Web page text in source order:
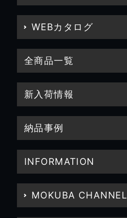
WEBカタログ
全商品一覧
新入荷情報
納品事例
INFORMATION
MOKUBA CHANNEL